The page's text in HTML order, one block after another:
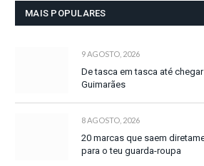
MAIS POPULARES
9 AGOSTO, 2026
De tasca em tasca até
Guimarães
8 AGOSTO, 2026
20 marcas que saem
para o teu guarda-roupa